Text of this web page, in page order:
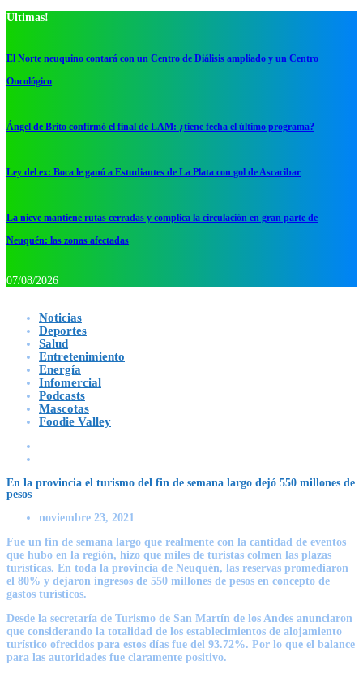
Ultimas!
El Norte neuquino contará con un Centro de Diálisis ampliado y un Centro
Oncológico
Ángel de Brito confirmó el final de LAM: ¿tiene fecha el último programa?
Ley del ex: Boca le ganó a Estudiantes de La Plata con gol de Ascacibar
La nieve mantiene rutas cerradas y complica la circulación en gran parte de
Neuquén: las zonas afectadas
07/08/2026
Noticias
Deportes
Salud
Entretenimiento
Energía
Infomercial
Podcasts
Mascotas
Foodie Valley
En la provincia el turismo del fin de semana largo dejó 550 millones de
pesos
noviembre 23, 2021
Fue un fin de semana largo que realmente con la cantidad de eventos
que hubo en la región, hizo que miles de turistas colmen las plazas
turísticas. En toda la provincia de Neuquén, las reservas promediaron
el 80% y dejaron ingresos de 550 millones de pesos en concepto de
gastos turísticos.
Desde la secretaría de Turismo de San Martín de los Andes anunciaron
que considerando la totalidad de los establecimientos de alojamiento
turístico ofrecidos para estos días fue del 93.72%. Por lo que el balance
para las autoridades fue claramente positivo.